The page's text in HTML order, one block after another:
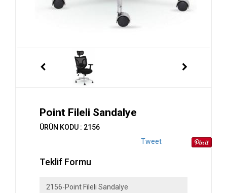
Point Fileli Sandalye
ÜRÜN KODU : 2156
Tweet
Teklif Formu